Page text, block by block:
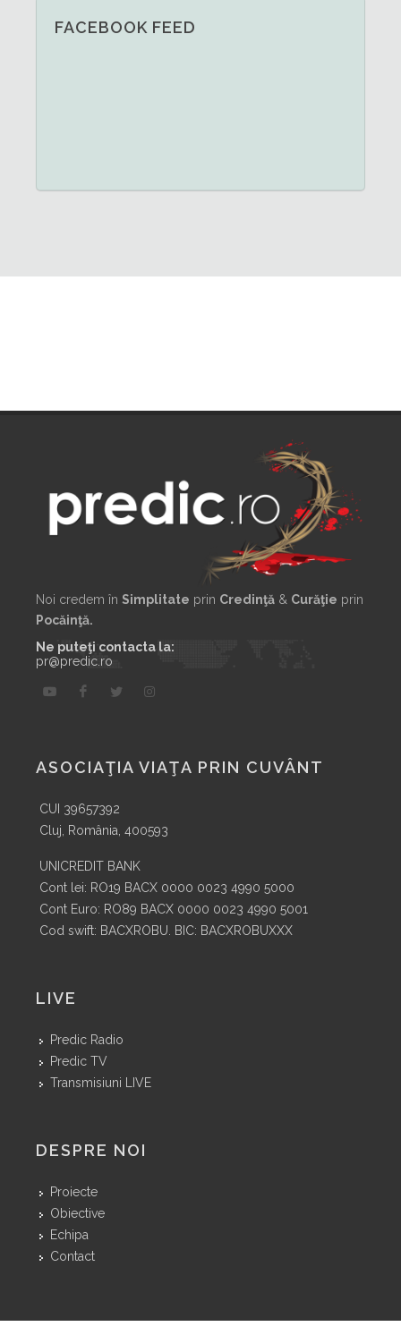
FACEBOOK FEED
Noi credem în Simplitate prin Credinţă & Curăţie prin
Pocăinţă.
Ne puteţi contacta la:
pr@predic.ro
ASOCIAŢIA VIAŢA PRIN CUVÂNT
CUI 39657392
Cluj, România, 400593
UNICREDIT BANK
Cont lei: RO19 BACX 0000 0023 4990 5000
Cont Euro: RO89 BACX 0000 0023 4990 5001
Cod swift: BACXROBU. BIC: BACXROBUXXX
LIVE
Predic Radio
Predic TV
Transmisiuni LIVE
DESPRE NOI
Proiecte
Obiective
Echipa
Contact